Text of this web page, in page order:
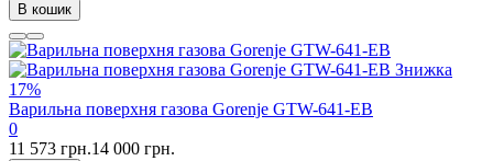
В кошик
Знижка
17%
Варильна поверхня газова Gorenje GTW-641-EB
0
11 573 грн.14 000 грн.